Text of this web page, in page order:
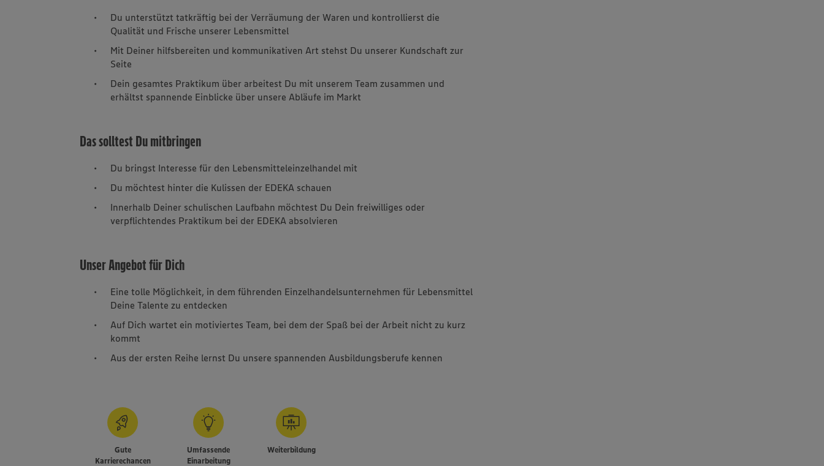
Du unterstützt tatkräftig bei der Verräumung der Waren und kontrollierst die
Qualität und Frische unserer Lebensmittel
Mit Deiner hilfsbereiten und kommunikativen Art stehst Du unserer Kundschaft zur
Seite
Dein gesamtes Praktikum über arbeitest Du mit unserem Team zusammen und
erhältst spannende Einblicke über unsere Abläufe im Markt
Das solltest Du mitbringen
Du bringst Interesse für den Lebensmitteleinzelhandel mit
Du möchtest hinter die Kulissen der EDEKA schauen
Innerhalb Deiner schulischen Laufbahn möchtest Du Dein freiwilliges oder
verpflichtendes Praktikum bei der EDEKA absolvieren
Unser Angebot für Dich
Eine tolle Möglichkeit, in dem führenden Einzelhandelsunternehmen für Lebensmittel
Deine Talente zu entdecken
Auf Dich wartet ein motiviertes Team, bei dem der Spaß bei der Arbeit nicht zu kurz
kommt
Aus der ersten Reihe lernst Du unsere spannenden Ausbildungsberufe kennen
Gute
Karrierechancen
Umfassende
Einarbeitung
Weiterbildung